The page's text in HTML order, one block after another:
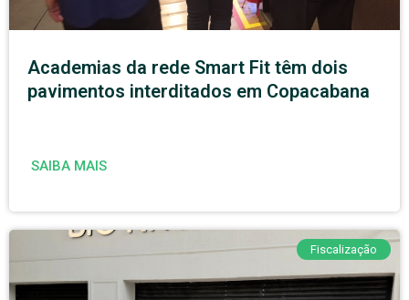
Academias da rede Smart Fit têm dois
pavimentos interditados em Copacabana
SAIBA MAIS
Fiscalização